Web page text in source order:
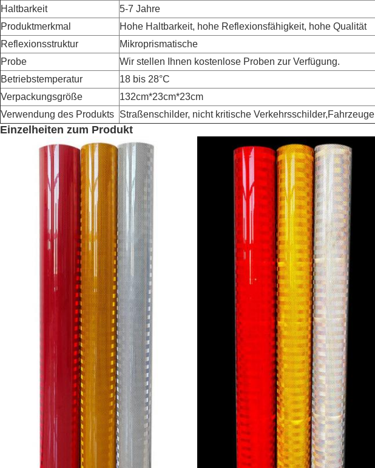
Haltbarkeit
5-7 Jahre
Produktmerkmal
Hohe Haltbarkeit, hohe Reflexionsfähigkeit, hohe Qualität
Reflexionsstruktur
Mikroprismatische
Probe
Wir stellen Ihnen kostenlose Proben zur Verfügung.
Betriebstemperatur
18 bis 28°C
Verpackungsgröße
132cm*23cm*23cm
Verwendung des Produkts Straßenschilder, nicht kritische Verkehrsschilder,Fahrzeuge
Einzelheiten zum Produkt